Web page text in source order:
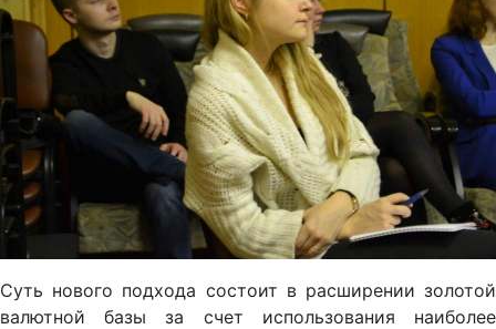
Суть нового подхода состоит в расширении золотой
валютной базы за счет использования наиболее